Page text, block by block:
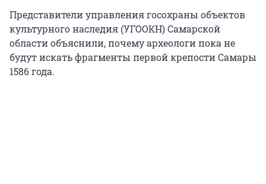
Представители управления госохраны объектов
культурного наследия (УГООКН) Самарской
области объяснили, почему археологи пока не
будут искать фрагменты первой крепости Самары
1586 года.